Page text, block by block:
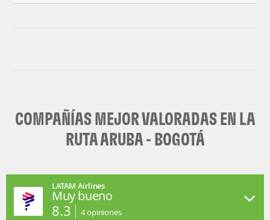
COMPAÑÍAS MEJOR VALORADAS EN LA
RUTA ARUBA - BOGOTÁ
LATAM Airlines
Muy bueno
8.3 4opiniones